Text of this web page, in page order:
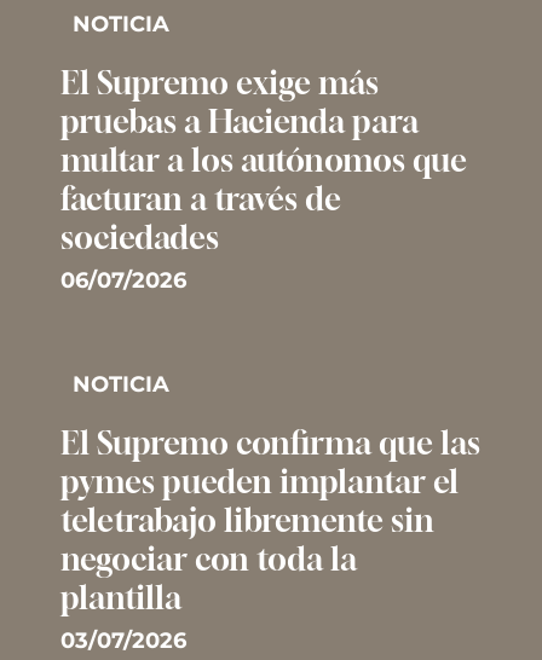
NOTICIA
El Supremo exige más
pruebas a Hacienda para
multar a los autónomos que
facturan a través de
sociedades
06/07/2026
NOTICIA
El Supremo confirma que las
pymes pueden implantar el
teletrabajo libremente sin
negociar con toda la
plantilla
03/07/2026